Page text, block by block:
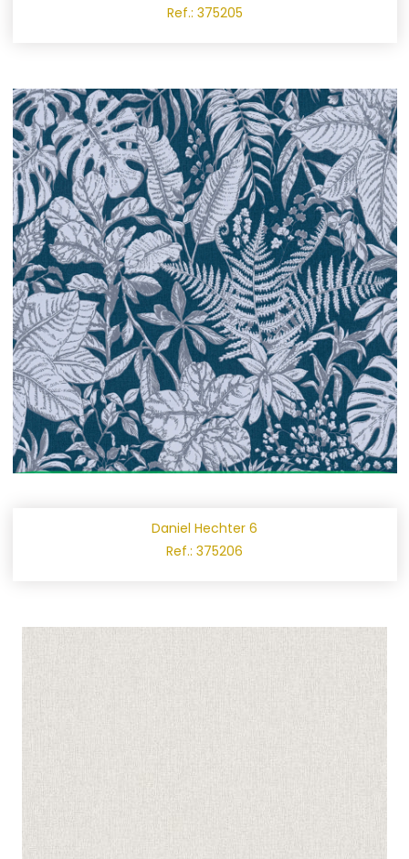
Ref.: 375205
Daniel Hechter 6
Ref.: 375206